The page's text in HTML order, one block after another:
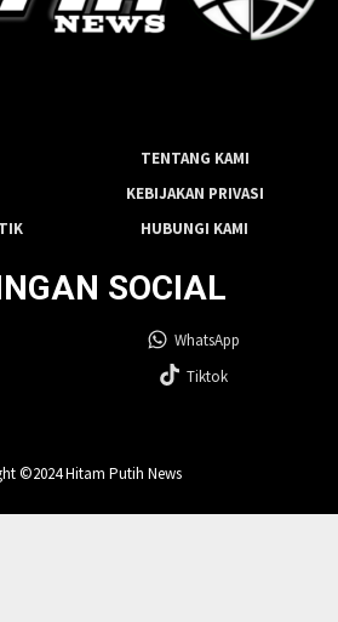
TENTANG KAMI
KEBIJAKAN PRIVASI
HUBUNGI KAMI
SOCIAL
WhatsApp
Tiktok
©2024 Hitam Putih News